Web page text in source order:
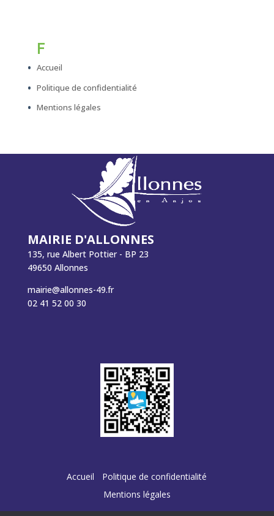
F
Accueil
Politique de confidentialité
Mentions légales
MAIRIE D'ALLONNES
135, rue Albert Pottier - BP 23
49650 Allonnes
mairie@allonnes-49.fr
02 41 52 00 30
Accueil
Politique de confidentialité
Mentions légales